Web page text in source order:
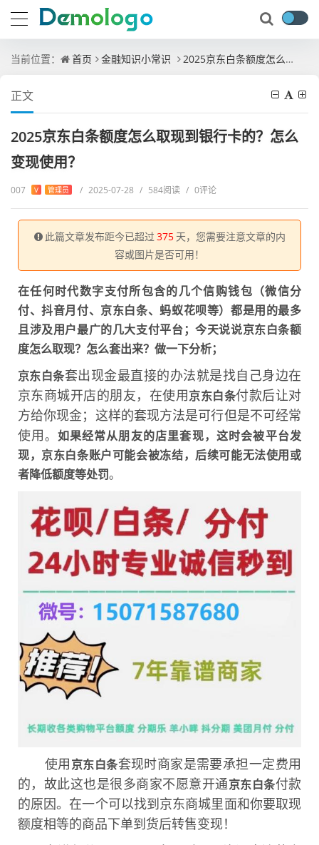
当前位置： 首页 金融知识小常识 2025京东白条额度怎么取现到银行卡的？怎么变现使用？
正文
2025京东白条额度怎么取现到银行卡的？怎么
变现使用？
007 V 管理员 / 2025-07-28 / 584阅读 / 0评论
此篇文章发布距今已超过 375 天，您需要注意文章的内
容或图片是否可用！
在任何时代数字支付所包含的几个信购钱包（微信分
付、抖音月付、京东白条、蚂蚁花呗等）都是用的最多
且涉及用户最广的几大支付平台；今天说说京东白条额
度怎么取现？怎么套出来？做一下分析；
京东白条套出现金最直接的办法就是找自己身边在
京东商城开店的朋友，在使用京东白条付款后让对
方给你现金；这样的套现方法是可行但是不可经常
使用。 如果经常从朋友的店里套现，这时会被平台发
现， 京东白条账户可能会被冻结，后续可能无法使用或
者降低额度等处罚。
使用京东白条套现时商家是需要承担一定费用
的，故此这也是很多商家不愿意开通京东白条付款
的原因。在一个可以找到京东商城里面和你要取现
额度相等的商品下单到货后转售变现！